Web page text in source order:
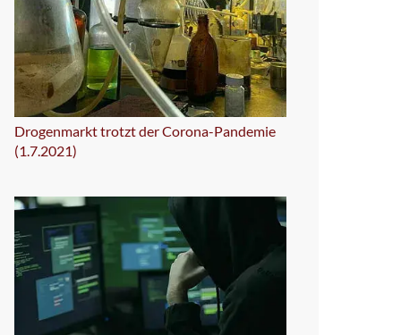
Drogenmarkt trotzt der Corona-Pandemie
(1.7.2021)